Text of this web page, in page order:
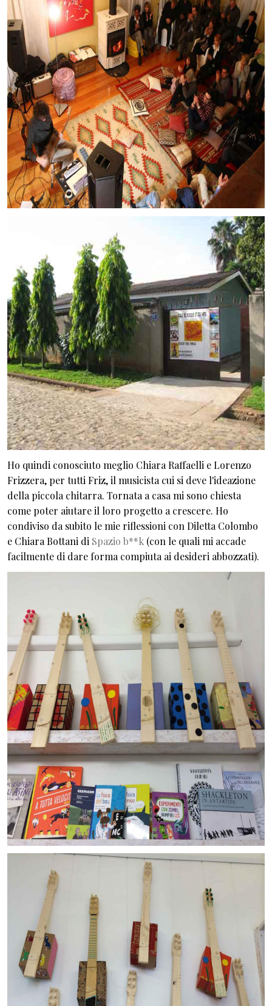
Ho quindi conosciuto meglio Chiara Raffaelli e Lorenzo
Frizzera, per tutti Friz, il musicista cui si deve l'ideazione
della piccola chitarra. Tornata a casa mi sono chiesta
come poter aiutare il loro progetto a crescere. Ho
condiviso da subito le mie riflessioni con Diletta Colombo
e Chiara Bottani di Spazio b**k (con le quali mi accade
facilmente di dare forma compiuta ai desideri abbozzati).